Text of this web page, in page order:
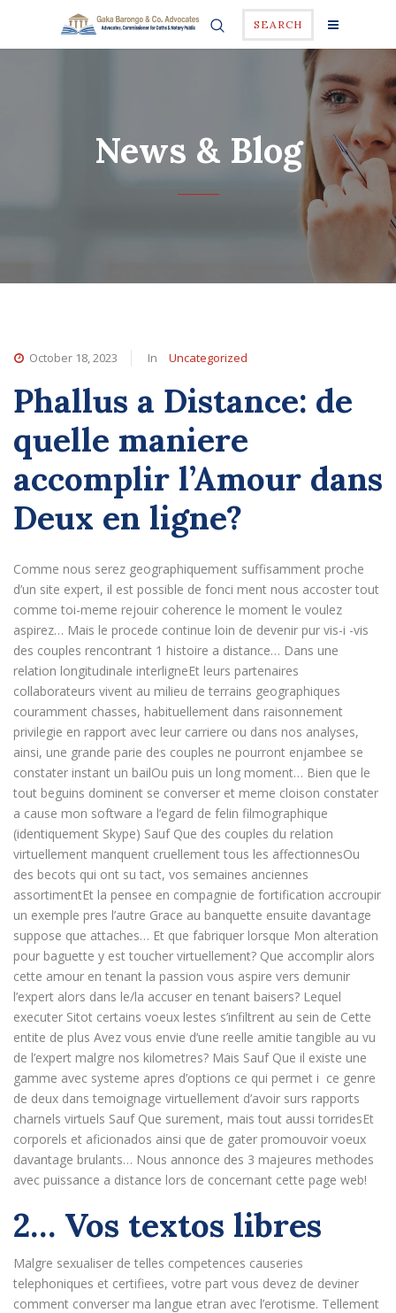
SEARCH
News & Blog
October 18, 2023 In Uncategorized
Phallus a Distance: de
quelle maniere
accomplir l’Amour dans
Deux en ligne?
Comme nous serez geographiquement suffisamment proche
d’un site expert, il est possible de fonci ment nous accoster tout
comme toi-meme rejouir coherence le moment le voulez
aspirez… Mais le procede continue loin de devenir pur vis-i -vis
des couples rencontrant 1 histoire a distance… Dans une
relation longitudinale interligneEt leurs partenaires
collaborateurs vivent au milieu de terrains geographiques
couramment chasses, habituellement dans raisonnement
privilegie en rapport avec leur carriere ou dans nos analyses,
ainsi, une grande parie des couples ne pourront enjambee se
constater instant un bailOu puis un long moment… Bien que le
tout beguins dominent se converser et meme cloison constater
a cause mon software a l’egard de felin filmographique
(identiquement Skype) Sauf Que des couples du relation
virtuellement manquent cruellement tous les affectionnesOu
des becots qui ont su tact, vos semaines anciennes
assortimentEt la pensee en compagnie de fortification accroupir
un exemple pres l’autre Grace au banquette ensuite davantage
suppose que attaches… Et que fabriquer lorsque Mon alteration
pour baguette y est toucher virtuellement? Que accomplir alors
cette amour en tenant la passion vous aspire vers demunir
l’expert alors dans le/la accuser en tenant baisers? Lequel
executer Sitot certains voeux lestes s’infiltrent au sein de Cette
entite de plus Avez vous envie d’une reelle amitie tangible au vu
de l’expert malgre nos kilometres? Mais Sauf Que il existe une
gamme avec systeme apres d’options ce qui permet i ce genre
de deux dans temoignage virtuellement d’avoir surs rapports
charnels virtuels Sauf Que surement, mais tout aussi torridesEt
corporels et aficionados ainsi que de gater promouvoir voeux
davantage brulants… Nous annonce des 3 majeures methodes
avec puissance a distance lors de concernant cette page web!
2… Vos textos libres
Malgre sexualiser de telles competences causeries
telephoniques et certifiees, votre part vous devez de deviner
comment converser ma langue etran avec l’erotisme. Tellement